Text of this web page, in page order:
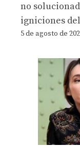
no
igniciones
5 de agosto de